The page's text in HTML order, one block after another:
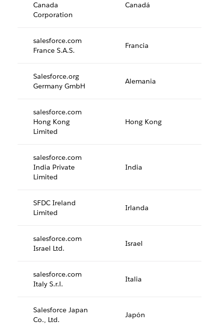
Canada
Corporation
Canadá
salesforce.com
France S.A.S.
Francia
Salesforce.org
Germany GmbH
Alemania
salesforce.com
Hong Kong
Limited
Hong Kong
salesforce.com
India Private
Limited
India
SFDC Ireland
Limited
Irlanda
salesforce.com
Israel Ltd.
Israel
salesforce.com
Italy S.r.l.
Italia
Salesforce Japan
Co., Ltd.
Japón